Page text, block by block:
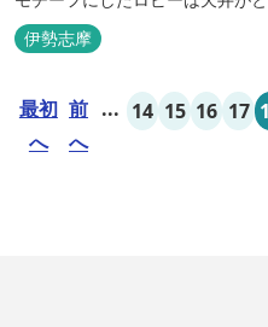
す。客室棟にある中庭もコルド
しており、ホテル内を散策するだ
クタールーム、最大6名様まで...
伊勢志摩
最初
へ
前
へ
... 14 15 16 17